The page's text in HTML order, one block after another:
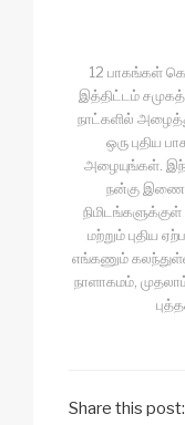
12 பாகங்கள்
இத்திட்டம்
நாட்களில்
ஒரு புதிய
அழையுங்கள்.
நன்கு
மற்றும் புதிய
எங்கணும்
நாளாகமம்,
Share this post: